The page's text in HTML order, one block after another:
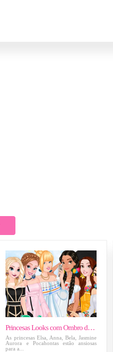
Princesas Looks com Ombro de Fora
As princesas Elsa, Anna, Bela, Jasmine
Aurora e Pocahontas estão ansiosas
para a...